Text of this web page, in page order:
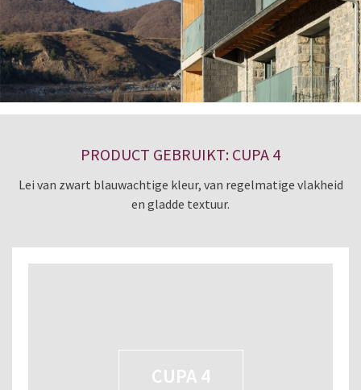
PRODUCT GEBRUIKT: CUPA 4
Lei van zwart blauwachtige kleur, van regelmatige vlakheid
en gladde textuur.
CUPA 4